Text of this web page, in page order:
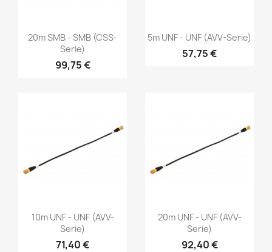
Vorschau
20m SMB - SMB (CSS-
Serie)
99,75 €
Vorschau
5m UNF - UNF (AVV-Serie)
57,75 €
Vorschau
10m UNF - UNF (AVV-
Serie)
71,40 €
Vorschau
20m UNF - UNF (AVV-
Serie)
92,40 €